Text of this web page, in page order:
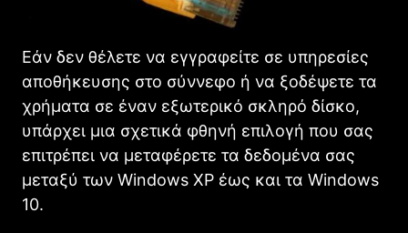
Εάν δεν θέλετε να εγγραφείτε σε υπηρεσίες
αποθήκευσης στο σύννεφο ή να ξοδέψετε τα
χρήματα σε έναν εξωτερικό σκληρό δίσκο,
υπάρχει μια σχετικά φθηνή επιλογή που σας
επιτρέπει να μεταφέρετε τα δεδομένα σας
μεταξύ των Windows XP έως και τα Windows
10.